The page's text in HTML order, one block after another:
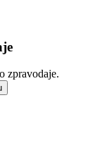
zpravodaje.